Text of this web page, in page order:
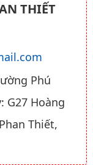
THIẾT
Phú
G27 Hoàng
Thiết,